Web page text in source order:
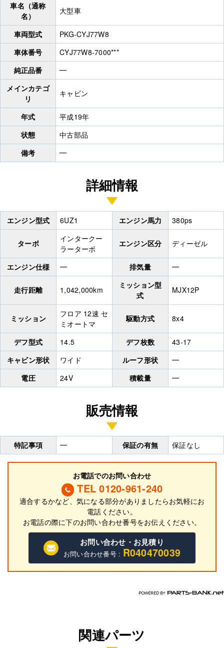
車名（通称
名）
大型車
車両型式
PKG-CYJ77W8
車体番号
CYJ77W8-7000***
純正品番
━
メインカテゴ
リ
キャビン
年式
平成19年
状態
中古部品
備考
━
詳細情報
エンジン型式 6UZ1 エンジン馬力 380ps
ターボ
インタークー
ラーターボ
エンジン区分 ディーゼル
エンジン仕様 ━ 排気量 ━
走行距離 1,042,000km
ミッション型
式
MJX12P
ミッション
フロア 12速 セ
ミオートマ
駆動方式 8x4
デフ型式 14.5 デフ枚数
43-17
キャビン形状
ワイド ルーフ形状
━
電圧
24V 積載量 ━
販売情報
特記事項 ━ 保証の有無 保証なし
お電話でのお問い合わせ
TEL 0120-961-240
適合するかなど、気になる部分がありましたらお気軽にお
電話ください。
お電話の際に下のお問い合わせ番号をお伝えください。
お問い合わせ・お見積り
お問い合わせ番号 : R040470039
関連パーツ